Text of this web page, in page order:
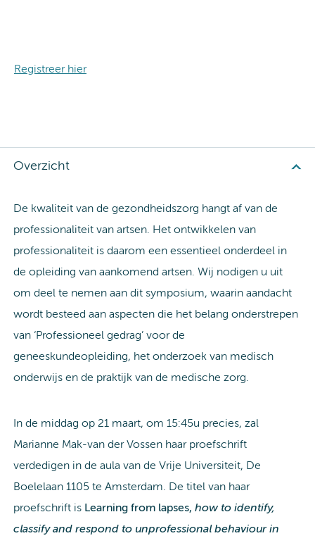
Registreer hier
Overzicht
De kwaliteit van de gezondheidszorg hangt af van de
professionaliteit van artsen. Het ontwikkelen van
professionaliteit is daarom een essentieel onderdeel in
de opleiding van aankomend artsen. Wij nodigen u uit
om deel te nemen aan dit symposium, waarin aandacht
wordt besteed aan aspecten die het belang onderstrepen
van ‘Professioneel gedrag’ voor de
geneeskundeopleiding, het onderzoek van medisch
onderwijs en de praktijk van de medische zorg.
In de middag op 21 maart, om 15:45u precies, zal
Marianne Mak-van der Vossen haar proefschrift
verdedigen in de aula van de Vrije Universiteit, De
Boelelaan 1105 te Amsterdam. De titel van haar
proefschrift is Learning from lapses, how to identify,
classify and respond to unprofessional behaviour in